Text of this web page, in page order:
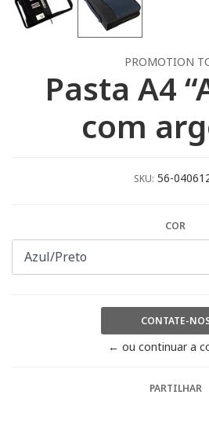
PROMOTION
Pasta A4
com
SKU: 56-
COR
CONTATE-
← ou continuar a
PARTILHAR